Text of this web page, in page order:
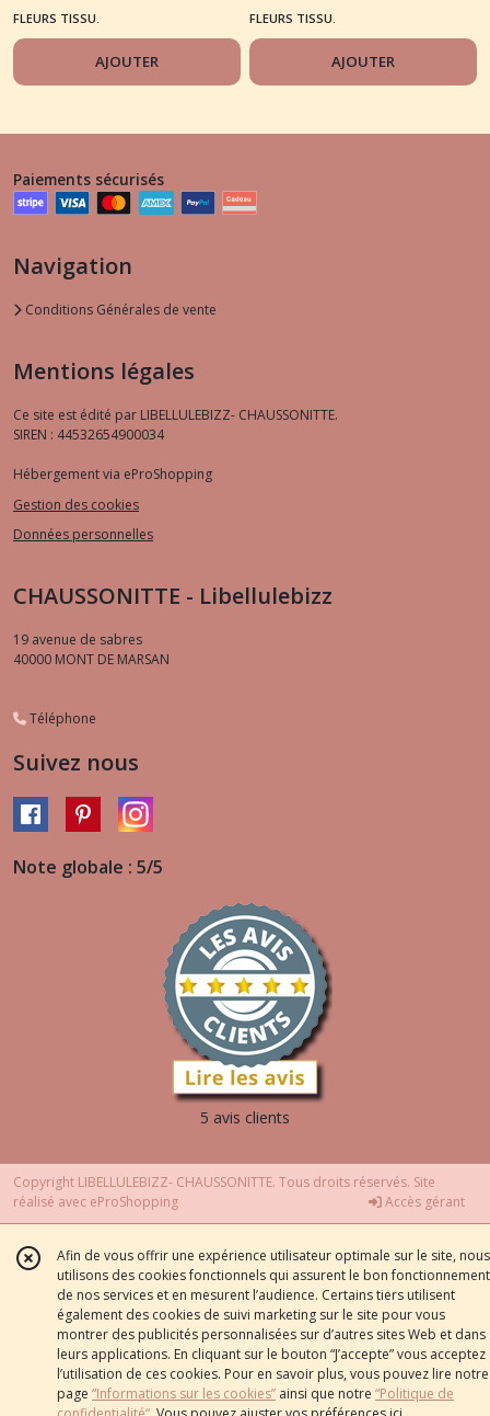
FLEURS TISSU.
AJOUTER
FLEURS TISSU.
AJOUTER
Paiements sécurisés
Navigation
Conditions Générales de vente
Mentions légales
Ce site est édité par LIBELLULEBIZZ- CHAUSSONITTE.
SIREN : 44532654900034
Hébergement via eProShopping
Gestion des cookies
Données personnelles
CHAUSSONITTE - Libellulebizz
19 avenue de sabres
40000 MONT DE MARSAN
Téléphone
Suivez nous
Note globale : 5/5
5 avis clients
Copyright LIBELLULEBIZZ- CHAUSSONITTE. Tous droits réservés. Site
réalisé avec eProShopping Accès gérant
Afin de vous offrir une expérience utilisateur optimale sur le site, nous
utilisons des cookies fonctionnels qui assurent le bon fonctionnement
de nos services et en mesurent l’audience. Certains tiers utilisent
également des cookies de suivi marketing sur le site pour vous
montrer des publicités personnalisées sur d’autres sites Web et dans
leurs applications. En cliquant sur le bouton “J’accepte” vous acceptez
l’utilisation de ces cookies. Pour en savoir plus, vous pouvez lire notre
page “Informations sur les cookies” ainsi que notre “Politique de